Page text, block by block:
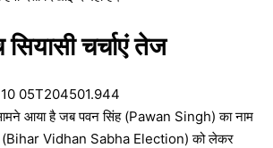
सियासी चर्चाएं तेज
आया है जब पवन सिंह (Pawan Singh) का नाम
(Bihar Vidhan Sabha Election) को लेकर